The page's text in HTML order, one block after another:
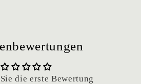
die erste Bewertung